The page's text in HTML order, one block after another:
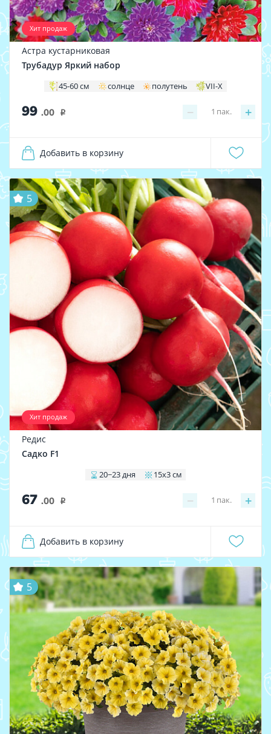
Хит продаж
Астра кустарниковая
Трубадур Яркий набор
45-60 см солнце полутень VII-X
99 .00 i − +
1 пак.
Добавить в корзину
Хит продаж
5
Редис
Садко F1
20−23 дня 15x3 см
67 .00 i − +
1 пак.
Добавить в корзину
5